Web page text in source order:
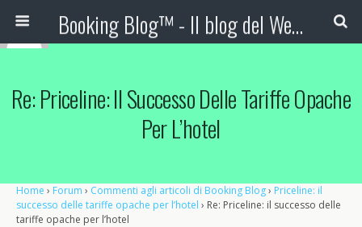
Booking Blog™ - Il blog del Web Marketing Turistico
Re: Priceline: Il Successo Delle Tariffe Opache
Per L’hotel
Home › Forum › Commenti agli articoli di Booking Blog› Priceline: il
successo delle tariffe opache per l’hotel › Re: Priceline: il successo delle
tariffe opache per l’hotel